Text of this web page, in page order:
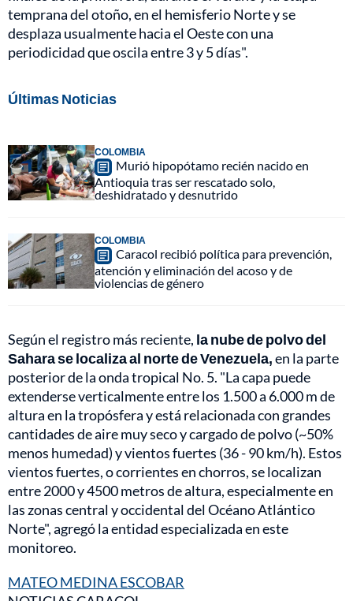
temprana del otoño, en el hemisferio Norte y se
desplaza usualmente hacia el Oeste con una
periodicidad que oscila entre 3 y 5 días".
Últimas Noticias
COLOMBIA
Murió hipopótamo recién nacido en
Antioquia tras ser rescatado solo,
deshidratado y desnutrido
COLOMBIA
Caracol recibió política para prevención,
atención y eliminación del acoso y de
violencias de género
Según el registro más reciente, la nube de polvo del
Sahara se localiza al norte de Venezuela,en la parte
posterior de la onda tropical No. 5. "La capa puede
extenderse verticalmente entre los 1.500 a 6.000 m de
altura en la tropósfera y está relacionada con grandes
cantidades de aire muy seco y cargado de polvo (~50%
menos humedad) y vientos fuertes (36 - 90 km/h). Estos
vientos fuertes, o corrientes en chorros, se localizan
entre 2000 y 4500 metros de altura, especialmente en
las zonas central y occidental del Océano Atlántico
Norte", agregó la entidad especializada en este
monitoreo.
MATEO MEDINA ESCOBAR